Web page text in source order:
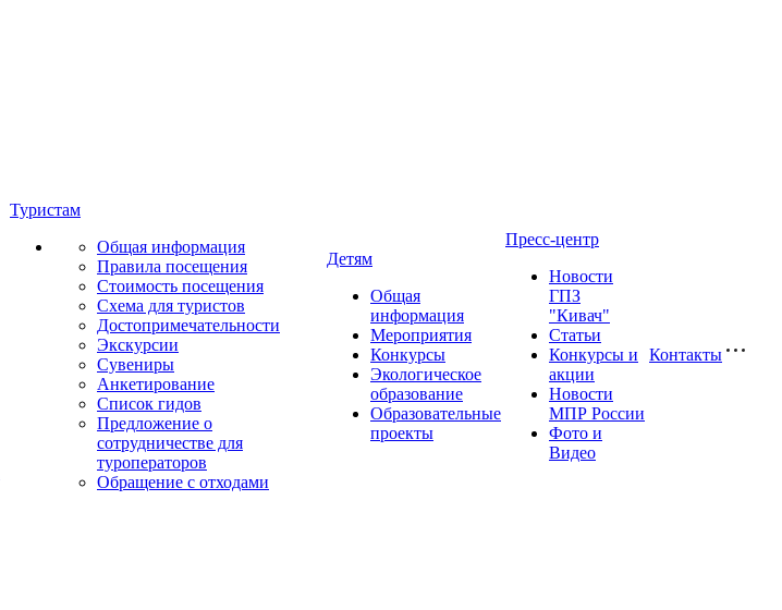
Туристам
Общая информация
Правила посещения
Стоимость посещения
Схема для туристов
Достопримечательности
Экскурсии
Сувениры
Анкетирование
Список гидов
Предложение о
сотрудничестве для
туроператоров
Обращение с отходами
Детям
Общая
информация
Мероприятия
Конкурсы
Экологическое
образование
Образовательные
проекты
Пресс-центр
Новости
ГПЗ
"Кивач"
Статьи
Конкурсы и
акции
Новости
МПР России
Фото и
Видео
Контакты